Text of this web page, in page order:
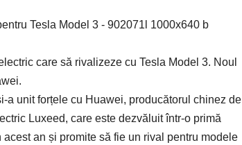
care să rivalizeze cu Tesla Model 3. Noul
a unit forțele cu Huawei, producătorul chinez de
Luxeed, care este dezvăluit într-o primă
an și promite să fie un rival pentru modele